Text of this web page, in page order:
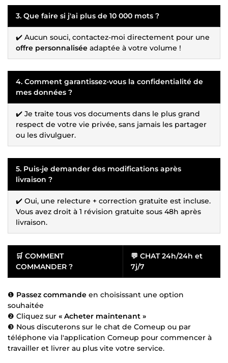
3. Que faire si j'ai plus de 10 000 mots ?
✔️ Aucun souci, contactez-moi directement pour une
offre personnalisée adaptée à votre volume !
4. Comment garantissez-vous la confidentialité de
mes données ?
✔️ Je traite tous vos documents dans le plus grand
respect de votre vie privée, sans jamais les partager
ou les divulguer.
5. Puis-je demander des modifications après
livraison ?
✔️ Oui, une relecture + correction gratuite est incluse.
Vous avez droit à 1 révision gratuite sous 48h après
livraison.
🛒 COMMENT
COMMANDER ?
💬 CHAT 24h/24h et
7j/7
❶ Passez commande en choisissant une option
souhaitée
❷ Cliquez sur « Acheter maintenant »
❸ Nous discuterons sur le chat de Comeup ou par
téléphone via l'application Comeup pour commencer à
travailler et livrer au plus vite votre service.